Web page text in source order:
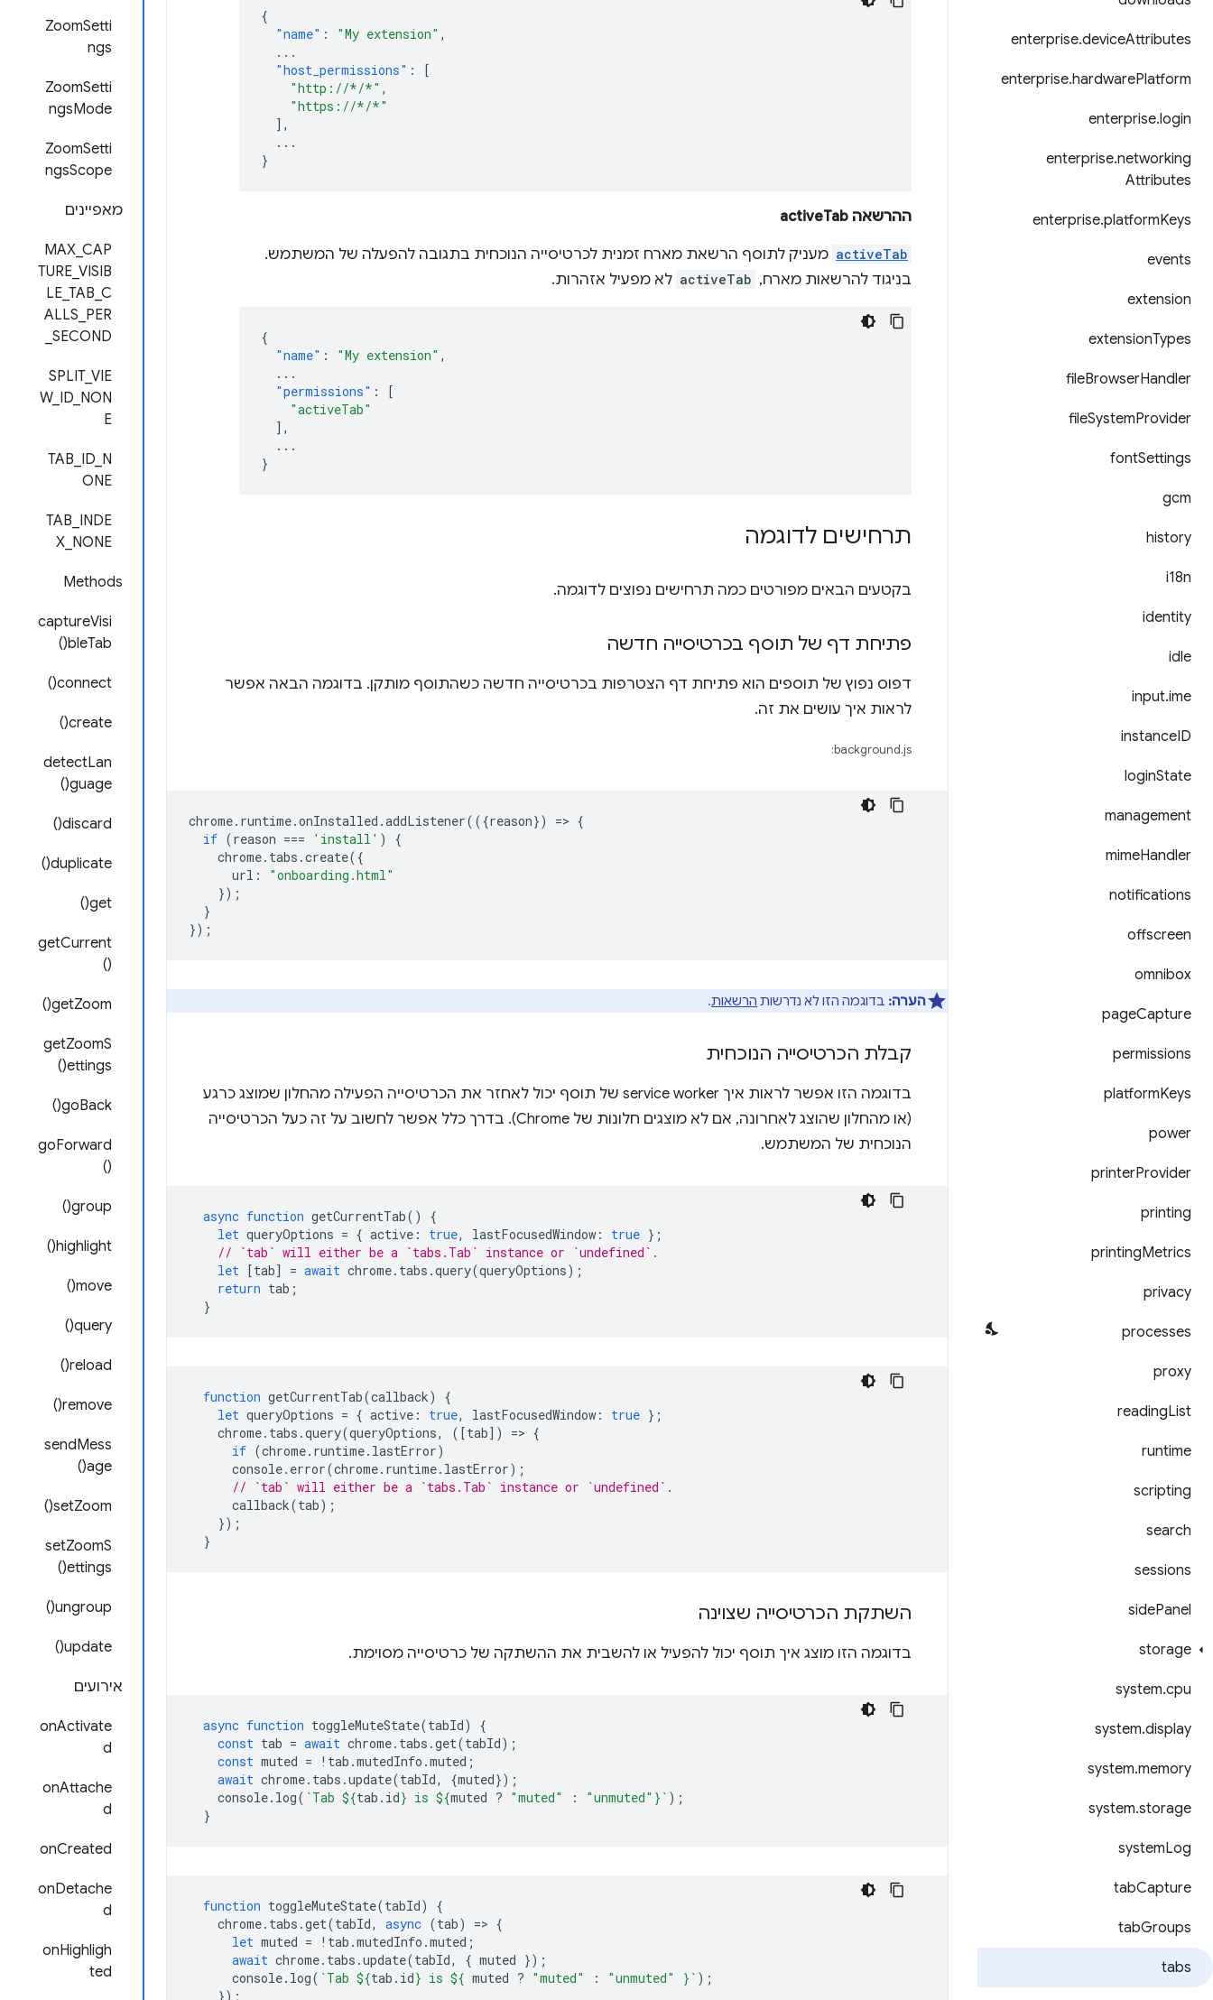
enterprise.deviceAttributes
enterprise.hardwarePlatform
enterprise.login
enterprise.networking
Attributes
enterprise.platformKeys
events
extension
extensionTypes
fileBrowserHandler
fileSystemProvider
fontSettings
gcm
history
i18n
identity
idle
input.ime
instanceID
loginState
management
mimeHandler
notifications
offscreen
omnibox
pageCapture
permissions
platformKeys
power
printerProvider
printing
printingMetrics
privacy
processes
proxy
readingList
runtime
scripting
search
sessions
sidePanel
storage
system.cpu
system.display
system.memory
system.storage
systemLog
tabCapture
tabGroups
tabs
ZoomSetti
ngs
ZoomSetti
ngsMode
ZoomSetti
ngsScope
מאפיינים
MAX_CAP
TURE_VISIB
LE_TAB_C
ALLS_PER
_SECOND
SPLIT_VIE
W_ID_NON
E
TAB_ID_N
ONE
TAB_INDE
X_NONE
Methods
captureVisi
bleTab()
connect()
create()
detectLan
guage()
discard()
duplicate()
get()
getCurrent
()
getZoom()
getZoomS
ettings()
goBack()
goForward
()
group()
highlight()
move()
query()
reload()
remove()
sendMess
age()
setZoom()
setZoomS
ettings()
ungroup()
update()
אירועים
onActivate
d
onAttache
d
onCreated
onDetache
d
onHighligh
ted
{
"name" : "My extension" ,
...
"host_permissions" :
[
"http://*/*" ,
"https://*/*"
],
...
}
ההרשאה activeTab
activeTab מעניק לתוסף הרשאת מארח זמנית לכרטיסייה הנוכחית בתגובה להפעלה של המשתמש.
בניגוד להרשאות מארח, activeTab לא מפעיל אזהרות.
{
"name" : "My extension" ,
...
"permissions" :
[
"activeTab"
],
...
}
תרחישים לדוגמה
בקטעים הבאים מפורטים כמה תרחישים נפוצים לדוגמה.
פתיחת דף של תוסף בכרטיסייה חדשה
דפוס נפוץ של תוספים הוא פתיחת דף הצטרפות בכרטיסייה חדשה כשהתוסף מותקן. בדוגמה הבאה אפשר
לראות איך עושים את זה.
background.js:
chrome. runtime.onInstalled .addListener(({reason}) => {
if (reason === 'install' )
{
chrome. tabs .create({
url :
"onboarding.html"
});
}
});
הערה: בדוגמה הזו לא נדרשות הרשאות.
קבלת הכרטיסייה הנוכחית
בדוגמה הזו אפשר לראות איך service worker של תוסף יכול לאחזר את הכרטיסייה הפעילה מהחלון שמוצג כרגע
(או מהחלון שהוצג לאחרונה, אם לא מוצגים חלונות של Chrome). בדרך כלל אפשר לחשוב על זה כעל הכרטיסייה
הנוכחית של המשתמש.
async function getCurrentTab()
{
let queryOptions = { active : true, lastFocusedWindow : true };
// `tab` will either be a `tabs.Tab` instance or `undefined`.
let [tab] = await chrome. tabs .query(queryOptions);
return tab ;
}
function getCurrentTab(callback)
{
let queryOptions = { active : true, lastFocusedWindow : true };
chrome. tabs .query(queryOptions, ([tab]) => {
if (chrome. runtime. lastError)
console. error(chrome. runtime. lastError);
// `tab` will either be a `tabs.Tab` instance or `undefined`.
callback(tab);
});
}
השתקת הכרטיסייה שצוינה
בדוגמה הזו מוצג איך תוסף יכול להפעיל או להשבית את ההשתקה של כרטיסייה מסוימת.
async function toggleMuteState(tabId)
{
const tab = await chrome. tabs .get(tabId);
const muted = ! tab .mutedInfo .muted ;
await chrome. tabs .update(tabId, {muted});
console. log( `Tab ${tab . id} is ${muted ? "muted" : "unmuted" } ` );
}
function toggleMuteState(tabId)
{
chrome. tabs .get(tabId, async (tab) => {
let muted = ! tab .mutedInfo .muted ;
await chrome. tabs .update(tabId, { muted });
console. log( `Tab ${tab . id} is ${ muted ? "muted" : "unmuted" } ` );
});